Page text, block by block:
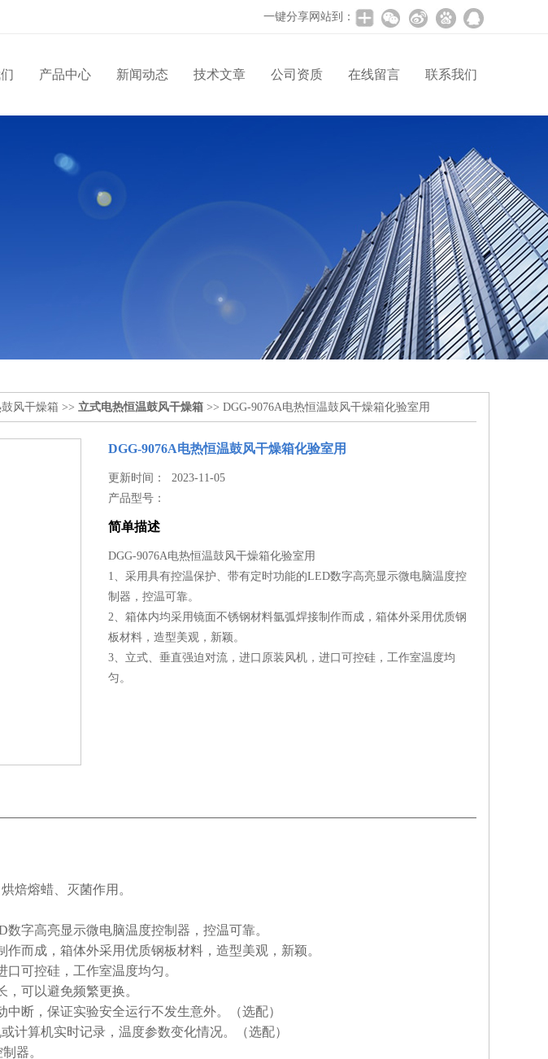
一键分享网站到：
产品中心 新闻动态 技术文章 公司资质 在线留言 联系我们
风干燥箱 >> 立式电热恒温鼓风干燥箱 >> DGG-9076A电热恒温鼓风干燥箱化验室用
DGG-9076A电热恒温鼓风干燥箱化验室用
更新时间： 2023-11-05
产品型号：
简单描述
DGG-9076A电热恒温鼓风干燥箱化验室用
1、采用具有控温保护、带有定时功能的LED数字高亮显示微电脑温度控
制器，控温可靠。
2、箱体内均采用镜面不锈钢材料氩弧焊接制作而成，箱体外采用优质钢
板材料，造型美观，新颖。
3、立式、垂直强迫对流，进口原装风机，进口可控硅，工作室温度均
匀。
焙熔蜡、灭菌作用。
字高亮显示微电脑温度控制器，控温可靠。
而成，箱体外采用优质钢板材料，造型美观，新颖。
可控硅，工作室温度均匀。
可以避免频繁更换。
断，保证实验安全运行不发生意外。（选配）
计算机实时记录，温度参数变化情况。（选配）
器。